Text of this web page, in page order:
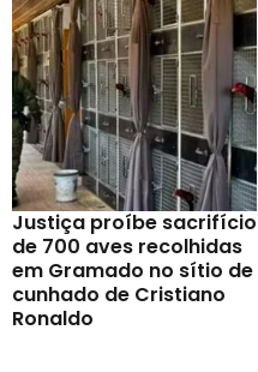
Justiça proíbe sacrifício
de 700 aves recolhidas
em Gramado no sítio de
cunhado de Cristiano
Ronaldo